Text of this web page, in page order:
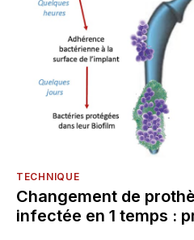
TECHNIQUE
Changement de
infectée en 1 temps :